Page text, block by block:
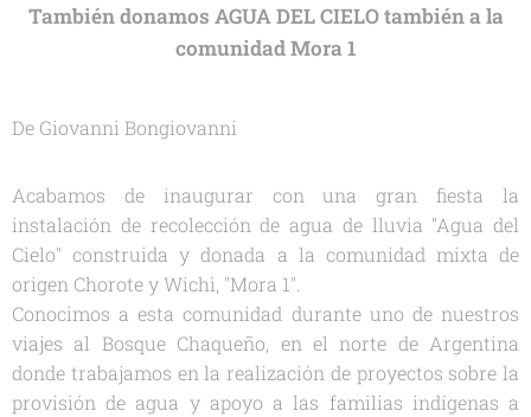
También donamos AGUA DEL CIELO también a la
comunidad Mora 1
De Giovanni Bongiovanni
Acabamos de inaugurar con una gran fiesta la
instalación de recolección de agua de lluvia "Agua del
Cielo" construida y donada a la comunidad mixta de
origen Chorote y Wichì, "Mora 1".
Conocimos a esta comunidad durante uno de nuestros
viajes al Bosque Chaqueño, en el norte de Argentina
donde trabajamos en la realización de proyectos sobre la
provisión de agua y apoyo a las familias indígenas a